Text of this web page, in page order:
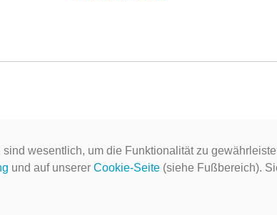
wesentlich, um die Funktionalität zu
und auf unserer Cookie-Seite (siehe Fußbereich).